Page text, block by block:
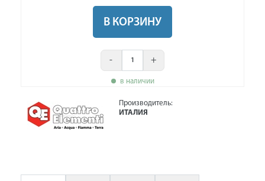
В КОРЗИНУ
- +
в наличии
Производитель:
ИТАЛИЯ